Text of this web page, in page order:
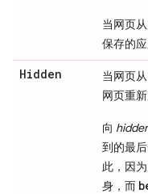
当网页从
保存的应
Hidden 当网页从
网页重
向
到的最
此，因
身，而